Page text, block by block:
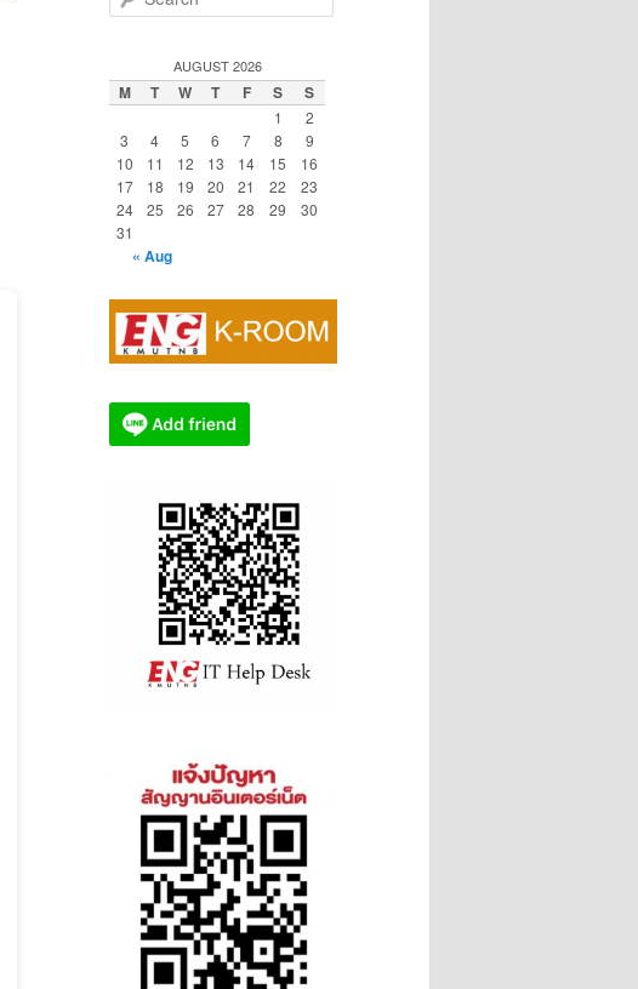
e
c
h
AUGUST 2026
M T W T F S S
1
2
3
4 5 6 7 8
9
10
11 12 13 14 15
16
17
18 19 20 21 22
23
24
25 26 27 28 29
30
31
« Aug